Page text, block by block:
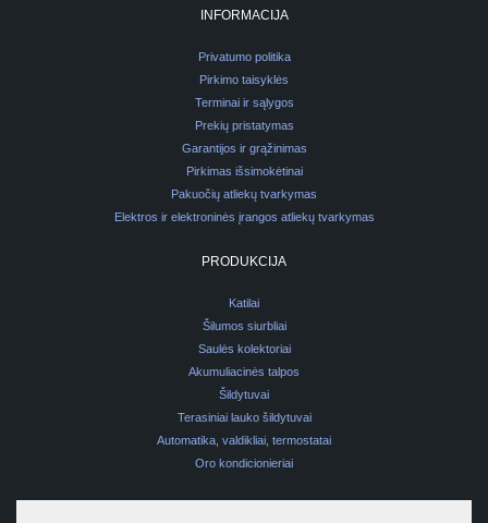
INFORMACIJA
Privatumo politika
Pirkimo taisyklės
Terminai ir sąlygos
Prekių pristatymas
Garantijos ir grąžinimas
Pirkimas išsimokėtinai
Pakuočių atliekų tvarkymas
Elektros ir elektroninės įrangos atliekų tvarkymas
PRODUKCIJA
Katilai
Šilumos siurbliai
Saulės kolektoriai
Akumuliacinės talpos
Šildytuvai
Terasiniai lauko šildytuvai
Automatika, valdikliai, termostatai
Oro kondicionieriai